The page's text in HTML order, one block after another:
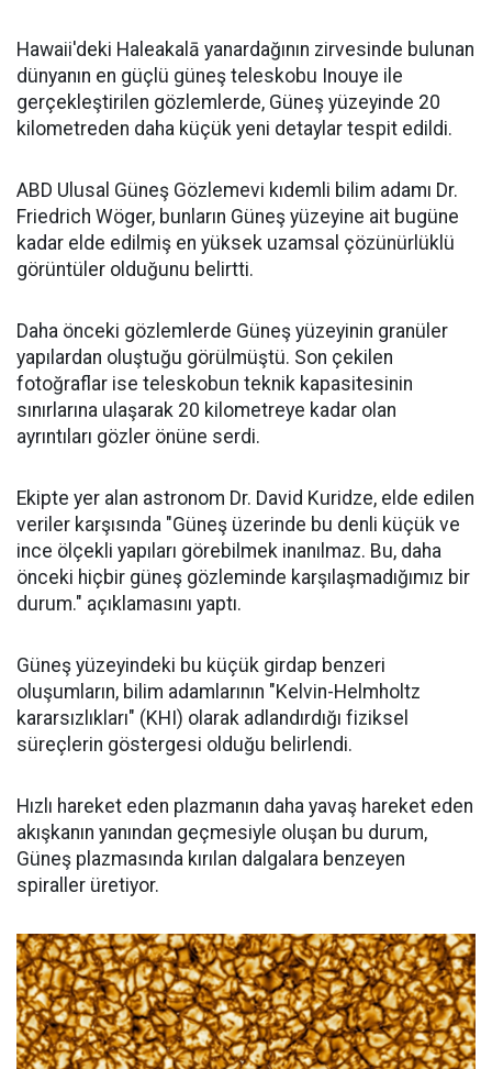
Hawaii'deki Haleakalā yanardağının zirvesinde bulunan
dünyanın en güçlü güneş teleskobu Inouye ile
gerçekleştirilen gözlemlerde, Güneş yüzeyinde 20
kilometreden daha küçük yeni detaylar tespit edildi.
ABD Ulusal Güneş Gözlemevi kıdemli bilim adamı Dr.
Friedrich Wöger, bunların Güneş yüzeyine ait bugüne
kadar elde edilmiş en yüksek uzamsal çözünürlüklü
görüntüler olduğunu belirtti.
Daha önceki gözlemlerde Güneş yüzeyinin granüler
yapılardan oluştuğu görülmüştü. Son çekilen
fotoğraflar ise teleskobun teknik kapasitesinin
sınırlarına ulaşarak 20 kilometreye kadar olan
ayrıntıları gözler önüne serdi.
Ekipte yer alan astronom Dr. David Kuridze, elde edilen
veriler karşısında "Güneş üzerinde bu denli küçük ve
ince ölçekli yapıları görebilmek inanılmaz. Bu, daha
önceki hiçbir güneş gözleminde karşılaşmadığımız bir
durum." açıklamasını yaptı.
Güneş yüzeyindeki bu küçük girdap benzeri
oluşumların, bilim adamlarının "Kelvin-Helmholtz
kararsızlıkları" (KHI) olarak adlandırdığı fiziksel
süreçlerin göstergesi olduğu belirlendi.
Hızlı hareket eden plazmanın daha yavaş hareket eden
akışkanın yanından geçmesiyle oluşan bu durum,
Güneş plazmasında kırılan dalgalara benzeyen
spiraller üretiyor.